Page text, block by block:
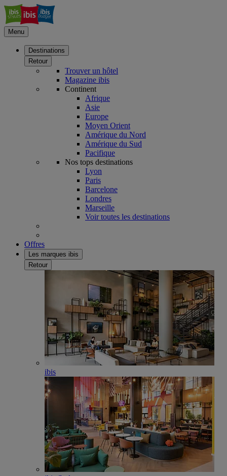
Menu
Destinations
Retour
Trouver un hôtel
Magazine ibis
Continent
Afrique
Asie
Europe
Moyen Orient
Amérique du Nord
Amérique du Sud
Pacifique
Nos tops destinations
Lyon
Paris
Barcelone
Londres
Marseille
Voir toutes les destinations
Offres
Les marques ibis
Retour
ibis